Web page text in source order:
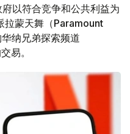
府以符合竞争和公共利益为
拉蒙天舞（Paramount
纳兄弟探索频道
易。